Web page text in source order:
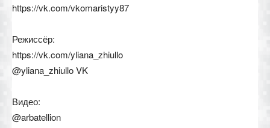
https://vk.com/vkomaristyy87
Режиссёр:
https://vk.com/yliana_zhiullo
@yliana_zhiullo VK
Видео:
@arbatellion